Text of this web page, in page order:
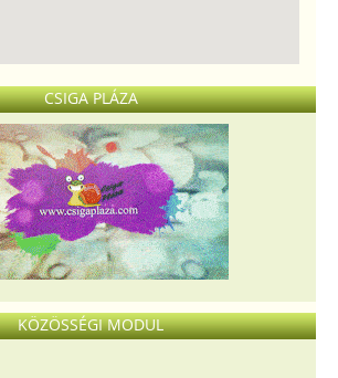
CSIGA PLÁZA
KÖZÖSSÉGI MODUL